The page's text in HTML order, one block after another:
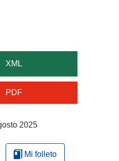
XML
PDF
2025
Mi folleto